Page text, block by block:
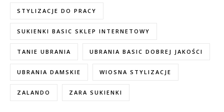
STYLIZACJE DO PRACY
SUKIENKI BASIC SKLEP INTERNETOWY
TANIE UBRANIA UBRANIA BASIC DOBREJ JAKOŚCI
UBRANIA DAMSKIE WIOSNA STYLIZACJE
ZALANDO ZARA SUKIENKI